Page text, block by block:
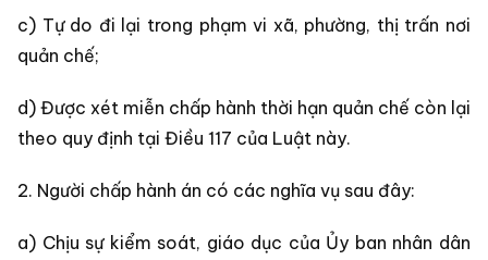
c) Tự do đi lại trong phạm vi xã, phường, thị trấn nơi
quản chế;
d) Được xét miễn chấp hành thời hạn quản chế còn lại
theo quy định tại Điều 117 của Luật này.
2. Người chấp hành án có các nghĩa vụ sau đây:
a) Chịu sự kiểm soát, giáo dục của Ủy ban nhân dân